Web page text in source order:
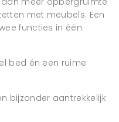
met meubels. Een
functies in één
bed én een ruime
bijzonder aantrekkelijk